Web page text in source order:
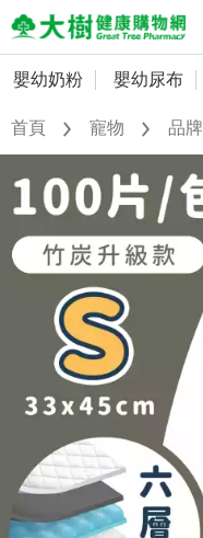
嬰幼奶粉
婦幼
保健／營養品
醫材用品
成人照護
美容／個人清潔
食品／健康食補
抗菌 尿布 大樹獨家
奶瓶奶嘴
會員資料及密碼修改
訂單查詢
收藏清單
紅利點數查詢
購物金查詢
優惠券領取
優惠券查詢
嬰幼奶粉 嬰幼尿布
首頁 寵物 品牌